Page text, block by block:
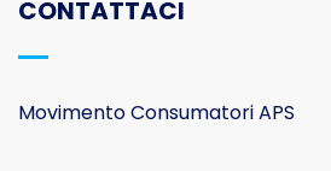
CONTATTACI
Movimento Consumatori APS